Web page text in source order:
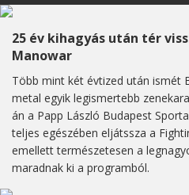
25 év kihagyás után tér
Manowar
Több mint két évtized után ismét
metal egyik legismertebb
án a Papp László Budapest
teljes egészében eljátssza a
emellett természetesen a
maradnak ki a programból.